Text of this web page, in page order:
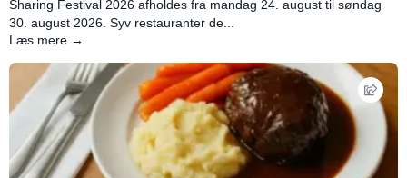
Sharing Festival 2026 afholdes fra mandag 24. august til søndag
30. august 2026. Syv restauranter de...
Læs mere →